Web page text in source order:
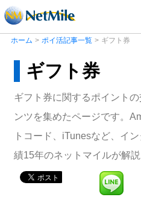
ホーム > ポイ活記事一覧 > ギフト券
ギフト券
ギフト券に関するポイント
ンツを集めたページです。
トコード、iTunesなど、イ
績15年のネットマイルが解説